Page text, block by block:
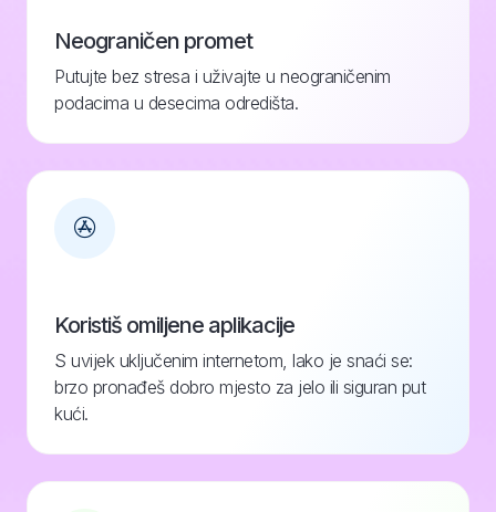
Neograničen promet
Putujte bez stresa i uživajte u neograničenim
podacima u desecima odredišta.
Koristiš omiljene aplikacije
S uvijek uključenim internetom, lako je snaći se:
brzo pronađeš dobro mjesto za jelo ili siguran put
kući.